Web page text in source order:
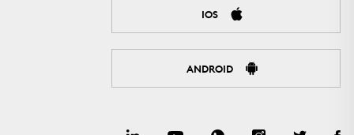
IOS
ANDROID